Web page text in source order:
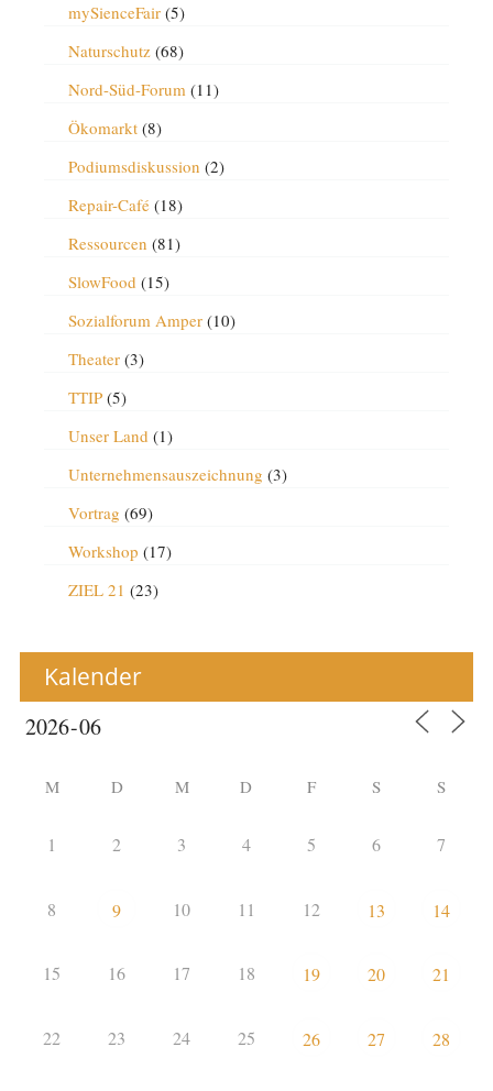
mySienceFair(5)
Naturschutz(68)
Nord-Süd-Forum(11)
Ökomarkt(8)
Podiumsdiskussion (2)
Repair-Café(18)
Ressourcen (81)
SlowFood (15)
Sozialforum Amper(10)
Theater(3)
TTIP(5)
Unser Land (1)
Unternehmensauszeichnung (3)
Vortrag (69)
Workshop (17)
ZIEL 21 (23)
Kalender
M D M D F S S
1 2 3 4 5 6 7
8 9 10 11 12 13 14
15 16 17 18 19 20 21
22 23 24 25 26 27 28